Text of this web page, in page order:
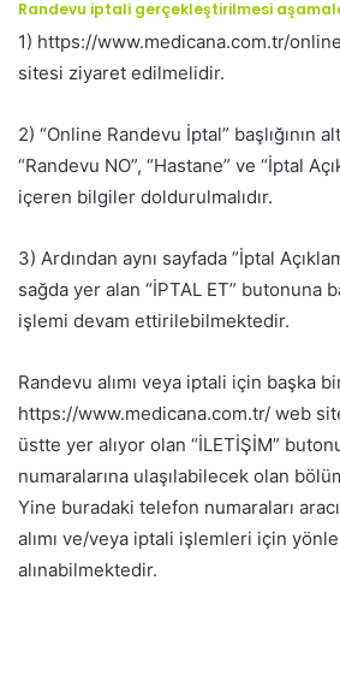
Randevu iptali gerçekleştirilmesi
1) https://www.medicana.com.tr/
sitesi ziyaret edilmelidir.
2) “Online Randevu İptal” başlığının
“Randevu NO”, “Hastane” ve “İptal
içeren bilgiler doldurulmalıdır.
3) Ardından aynı sayfada ”İptal
sağda yer alan “İPTAL ET” butonuna
işlemi devam ettirilebilmektedir.
Randevu alımı veya iptali için başka
https://www.medicana.com.tr/ web
üstte yer alıyor olan “İLETİŞİM”
numaralarına ulaşılabilecek olan
Yine buradaki telefon numaraları
alımı ve/veya iptali işlemleri için
alınabilmektedir.